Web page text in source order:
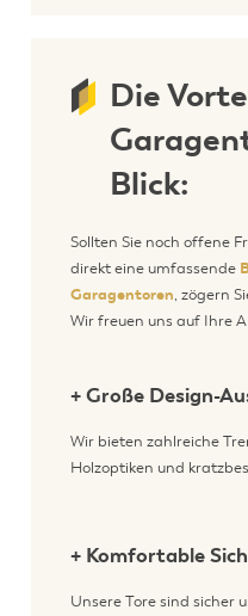
Die
Blick:
Sollten Sie noch offene
direkt eine umfassende
Garagentoren, zögern
Wir freuen uns auf Ihre
+ Große Design-
Wir bieten zahlreiche
Holzoptiken und
+ Komfortable
Unsere Tore sind sicher